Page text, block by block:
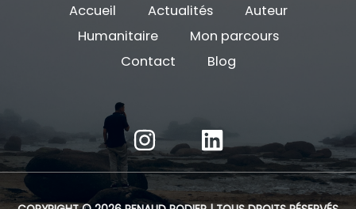
Accueil Actualités
Auteur
Humanitaire
Mon parcours
Contact
Blog